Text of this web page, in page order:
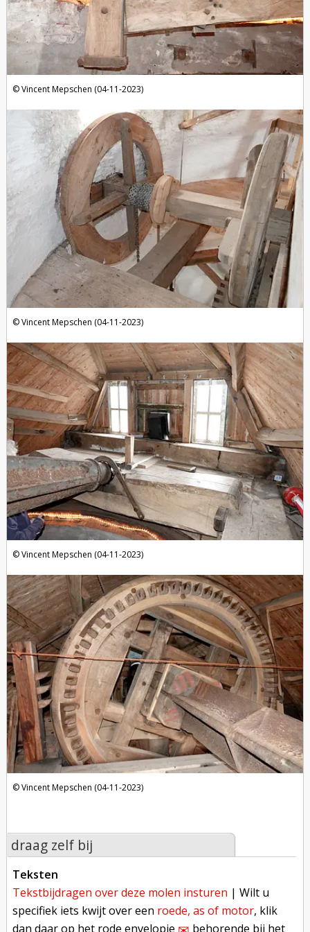
Vincent Mepschen (04-11-2023)
Vincent Mepschen (04-11-2023)
Vincent Mepschen (04-11-2023)
Vincent Mepschen (04-11-2023)
draag zelf bij
teksten
tekstbijdragen over deze molen insturen | Wilt u
specifiek iets kwijt over een roede, as of motor, klik
dan daar op het rode envelopje
behorende bij het